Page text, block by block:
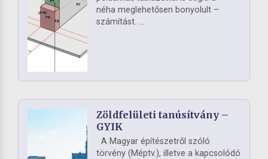
néha meglehetősen bonyolult –
számítást. ...
Zöldfelületi tanúsítvány –
GYIK
A Magyar építészetről szóló
törvény (Méptv.), illetve a kapcsolódó